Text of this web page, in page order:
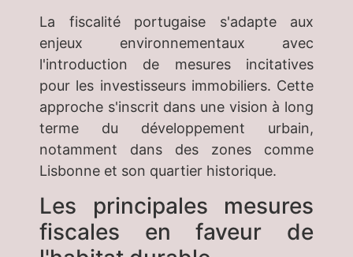
La fiscalité portugaise s'adapte aux
enjeux environnementaux avec
l'introduction de mesures incitatives
pour les investisseurs immobiliers. Cette
approche s'inscrit dans une vision à long
terme du développement urbain,
notamment dans des zones comme
Lisbonne et son quartier historique.
Les principales mesures
fiscales en faveur de